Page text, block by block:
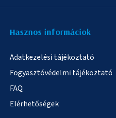
Hasznos informáciok
Adatkezelési tájékoztató
Fogyasztóvédelmi tájékoztató
FAQ
Elérhetőségek